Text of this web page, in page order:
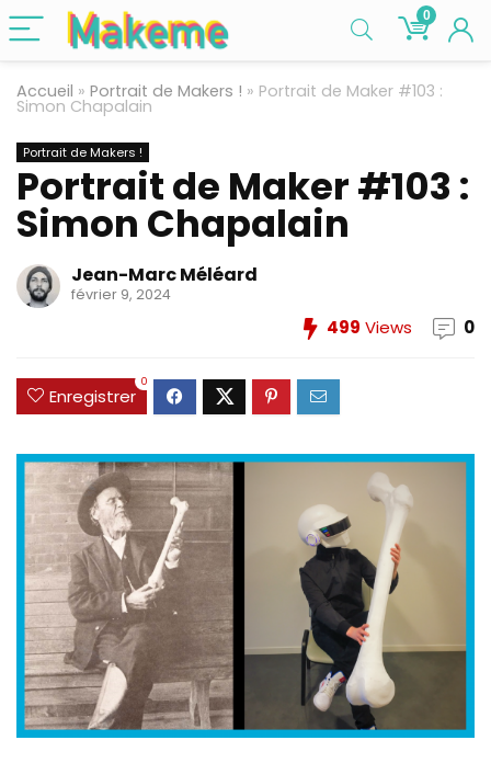
0
Accueil » Portrait de Makers ! » Portrait de Maker #103 :
Simon Chapalain
Portrait de Makers !
Portrait de Maker #103 :
Simon Chapalain
Jean-Marc Méléard
février 9, 2024
499 Views 0
Enregistrer
0